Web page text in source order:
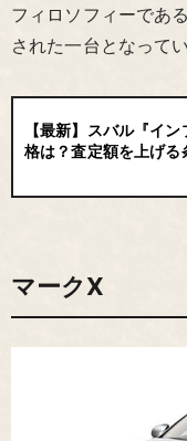
フィロソフィーであ
された一台となってい
【最新】スバル『イ
格は？査定額を上げる
マークX